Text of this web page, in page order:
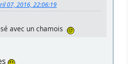
07, 2016, 22:06:19
avec un chamois